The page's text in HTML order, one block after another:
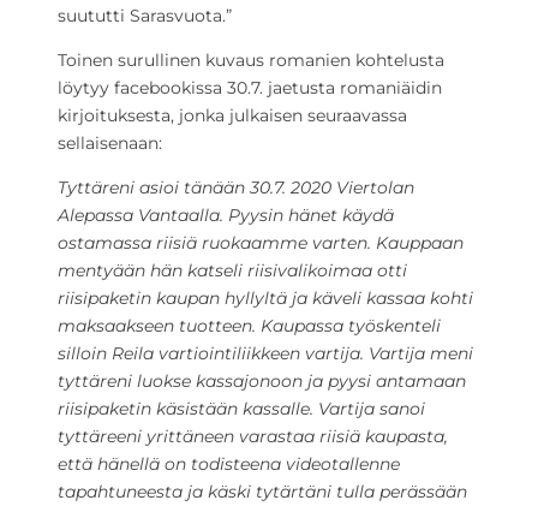
suututti Sarasvuota.”
Toinen surullinen kuvaus romanien kohtelusta
löytyy facebookissa 30.7. jaetusta romaniäidin
kirjoituksesta, jonka julkaisen seuraavassa
sellaisenaan:
Tyttäreni asioi tänään 30.7. 2020 Viertolan
Alepassa Vantaalla. Pyysin hänet käydä
ostamassa riisiä ruokaamme varten. Kauppaan
mentyään hän katseli riisivalikoimaa otti
riisipaketin kaupan hyllyltä ja käveli kassaa kohti
maksaakseen tuotteen. Kaupassa työskenteli
silloin Reila vartiointiliikkeen vartija. Vartija meni
tyttäreni luokse kassajonoon ja pyysi antamaan
riisipaketin käsistään kassalle. Vartija sanoi
tyttäreeni yrittäneen varastaa riisiä kaupasta,
että hänellä on todisteena videotallenne
tapahtuneesta ja käski tytärtäni tulla perässään